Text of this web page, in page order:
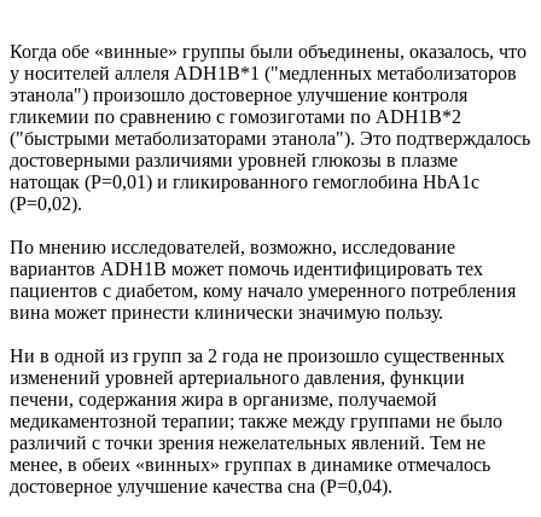
Когда обе «винные» группы были объединены, оказалось, что
у носителей аллеля ADH1B*1 ("медленных метаболизаторов
этанола") произошло достоверное улучшение контроля
гликемии по сравнению с гомозиготами по ADH1B*2
("быстрыми метаболизаторами этанола"). Это подтверждалось
достоверными различиями уровней глюкозы в плазме
натощак (P=0,01) и гликированного гемоглобина HbA1c
(P=0,02).
По мнению исследователей, возможно, исследование
вариантов ADH1B может помочь идентифицировать тех
пациентов с диабетом, кому начало умеренного потребления
вина может принести клинически значимую пользу.
Ни в одной из групп за 2 года не произошло существенных
изменений уровней артериального давления, функции
печени, содержания жира в организме, получаемой
медикаментозной терапии; также между группами не было
различий с точки зрения нежелательных явлений. Тем не
менее, в обеих «винных» группах в динамике отмечалось
достоверное улучшение качества сна (P=0,04).